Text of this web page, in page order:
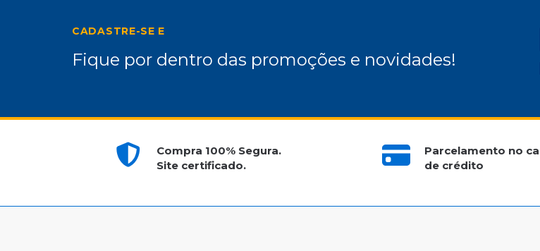
CADASTRE-SE E
Fique por dentro das promoções e novidades!
Compra 100% Segura.
Site certificado.
Parcelamento no
de crédito